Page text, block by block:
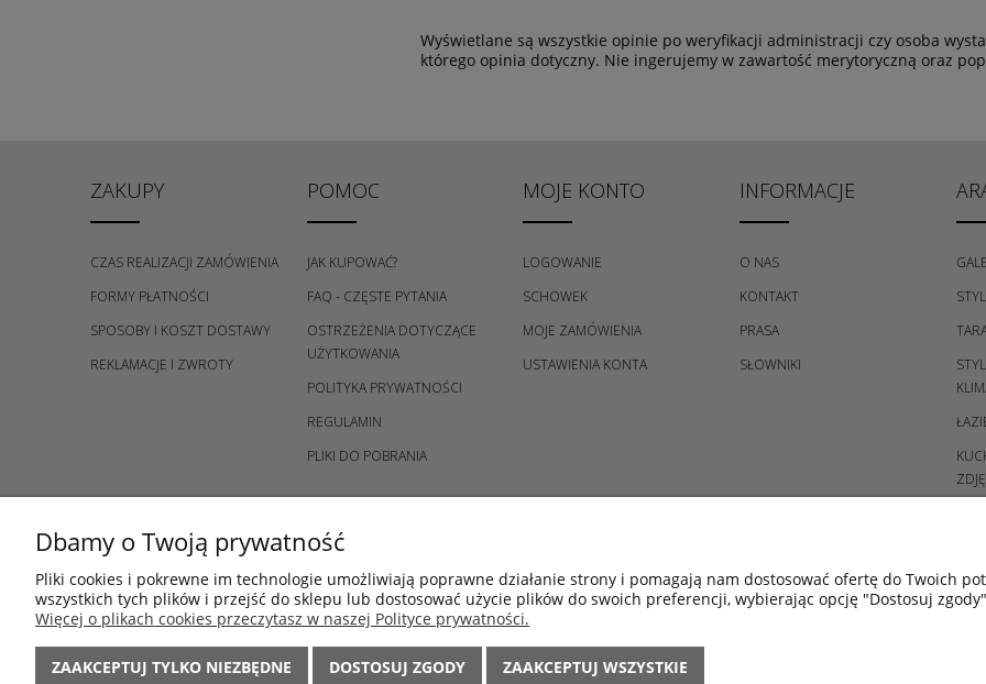
Wyświetlane są wszystkie opinie po weryfikacji administracji czy osoba
którego opinia dotyczny. Nie ingerujemy w zawartość merytoryczną oraz
ZAKUPY
CZAS REALIZACJI ZAMÓWIENIA
FORMY PŁATNOŚCI
SPOSOBY I KOSZT DOSTAWY
REKLAMACJE I ZWROTY
POMOC
JAK KUPOWAĆ?
FAQ - CZĘSTE PYTANIA
OSTRZEŻENIA DOTYCZĄCE
UŻYTKOWANIA
POLITYKA PRYWATNOŚCI
REGULAMIN
PLIKI DO POBRANIA
MOJE KONTO
LOGOWANIE
SCHOWEK
MOJE ZAMÓWIENIA
USTAWIENIA KONTA
INFORMACJE
O NAS
KONTAKT
PRASA
SŁOWNIKI
Dbamy o Twoją prywatność
Pliki cookies i pokrewne im technologie umożliwiają poprawne działanie strony i pomagają nam dostosować ofertę do Twoich
wszystkich tych plików i przejść do sklepu lub dostosować użycie plików do swoich preferencji, wybierając opcję "Dostosuj
Więcej o plikach cookies przeczytasz w naszej Polityce prywatności.
ZAAKCEPTUJ TYLKO NIEZBĘDNE DOSTOSUJ ZGODY ZAAKCEPTUJ WSZYSTKIE